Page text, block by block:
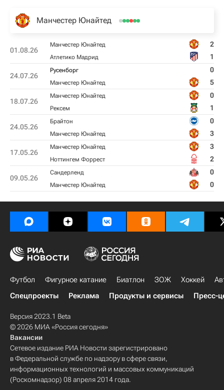
Манчестер Юнайтед
01.08.26
Манчестер Юнайтед 2
Атлетико Мадрид 1
24.07.26
Русенборг 0
Манчестер Юнайтед 5
18.07.26
Манчестер Юнайтед 0
Рексем 1
24.05.26
Брайтон 0
Манчестер Юнайтед 3
17.05.26
Манчестер Юнайтед 3
Ноттингем Форрест 2
09.05.26
Сандерленд 0
Манчестер Юнайтед 0
Футбол Фигурное катание Биатлон ЗОЖ Хоккей
Спецпроекты
Реклама Продукты и сервисы Пресс-
Версия 2023.1 Beta
© 2026 МИА «Россия сегодня»
Вакансии
Сетевое издание РИА Новости зарегистрировано
в Федеральной службе по надзору в сфере связи,
информационных технологий и массовых коммуникаций
(Роскомнадзор) 08 апреля 2014 года.